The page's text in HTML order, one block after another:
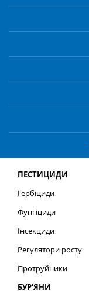
ПЕСТИЦИДИ
Гербіциди
Фунгіциди
Інсекциди
Регулятори росту
Протруйники
БУР’ЯНИ